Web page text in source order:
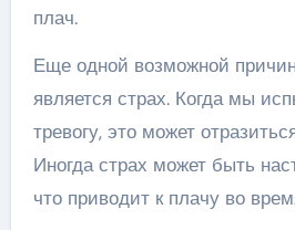
плач.
Еще одной возможной
является страх. Когда мы
тревогу, это может
Иногда страх может быть
что приводит к плачу во